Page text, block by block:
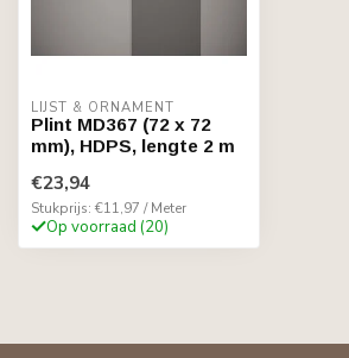
LIJST & ORNAMENT
Plint MD367 (72 x 72
mm), HDPS, lengte 2 m
€23,94
Stukprijs: €11,97 / Meter
Op voorraad (20)